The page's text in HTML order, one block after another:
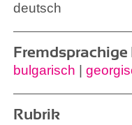
deutsch
Fremdsprachige
bulgarisch
Rubrik